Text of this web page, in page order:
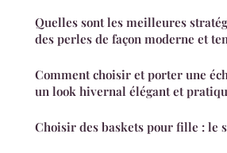
Quelles sont les meilleures
des perles de façon moderne et
Comment choisir et porter une
un look hivernal élégant et
Choisir des baskets pour fille : le